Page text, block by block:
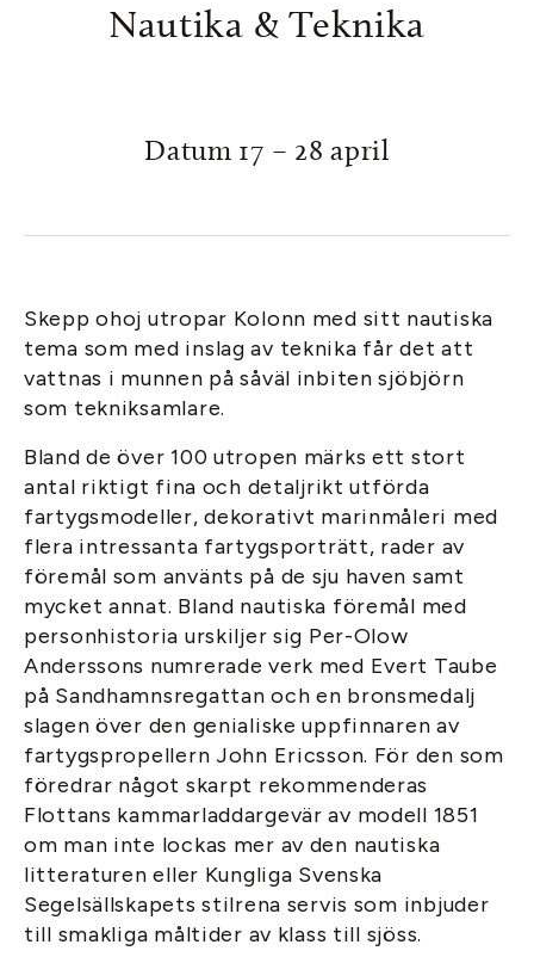
Nautika & Teknika
Datum 17 – 28 april
Skepp ohoj utropar Kolonn med sitt nautiska
tema som med inslag av teknika får det att
vattnas i munnen på såväl inbiten sjöbjörn
som tekniksamlare.
Bland de över 100 utropen märks ett stort
antal riktigt fina och detaljrikt utförda
fartygsmodeller, dekorativt marinmåleri med
flera intressanta fartygsporträtt, rader av
föremål som använts på de sju haven samt
mycket annat. Bland nautiska föremål med
personhistoria urskiljer sig Per-Olow
Anderssons numrerade verk med Evert Taube
på Sandhamnsregattan och en bronsmedalj
slagen över den genialiske uppfinnaren av
fartygspropellern John Ericsson. För den som
föredrar något skarpt rekommenderas
Flottans kammarladdargevär av modell 1851
om man inte lockas mer av den nautiska
litteraturen eller Kungliga Svenska
Segelsällskapets stilrena servis som inbjuder
till smakliga måltider av klass till sjöss.